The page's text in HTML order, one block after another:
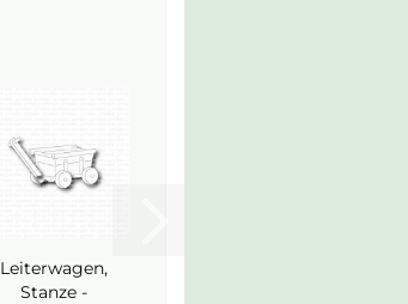
Leiterwagen,
Stanze -